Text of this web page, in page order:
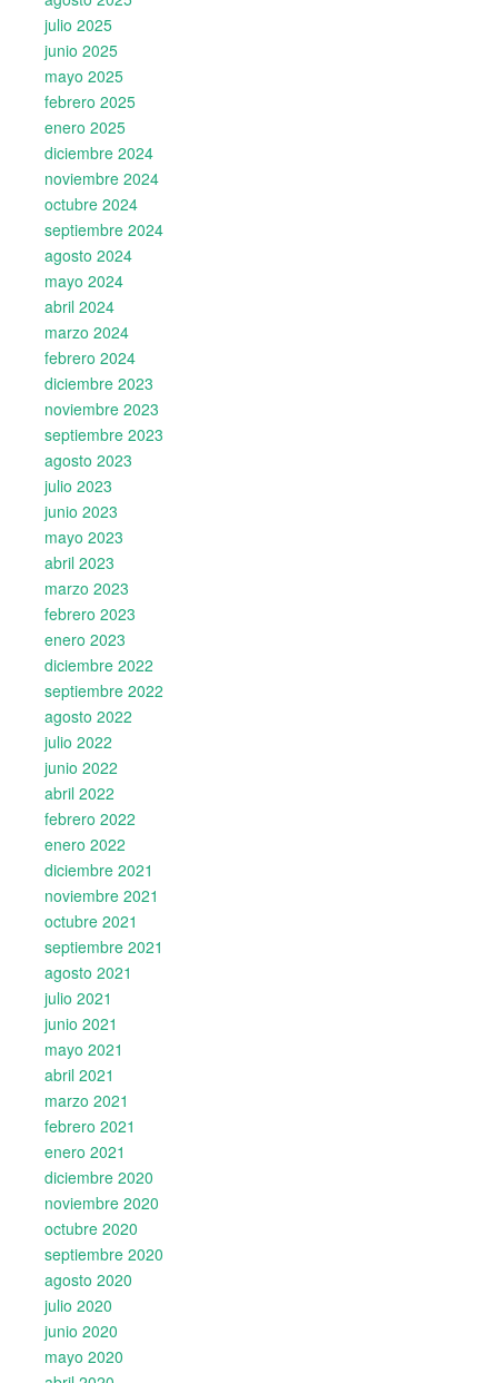
julio 2025
junio 2025
mayo 2025
febrero 2025
enero 2025
diciembre 2024
noviembre 2024
octubre 2024
septiembre 2024
agosto 2024
mayo 2024
abril 2024
marzo 2024
febrero 2024
diciembre 2023
noviembre 2023
septiembre 2023
agosto 2023
julio 2023
junio 2023
mayo 2023
abril 2023
marzo 2023
febrero 2023
enero 2023
diciembre 2022
septiembre 2022
agosto 2022
julio 2022
junio 2022
abril 2022
febrero 2022
enero 2022
diciembre 2021
noviembre 2021
octubre 2021
septiembre 2021
agosto 2021
julio 2021
junio 2021
mayo 2021
abril 2021
marzo 2021
febrero 2021
enero 2021
diciembre 2020
noviembre 2020
octubre 2020
septiembre 2020
agosto 2020
julio 2020
junio 2020
mayo 2020